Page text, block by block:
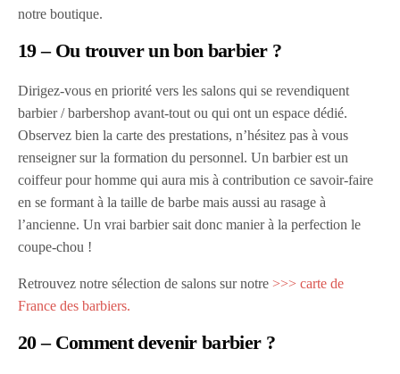
notre boutique.
19 – Ou trouver un bon barbier ?
Dirigez-vous en priorité vers les salons qui se revendiquent
barbier / barbershop avant-tout ou qui ont un espace dédié.
Observez bien la carte des prestations, n’hésitez pas à vous
renseigner sur la formation du personnel. Un barbier est un
coiffeur pour homme qui aura mis à contribution ce savoir-faire
en se formant à la taille de barbe mais aussi au rasage à
l’ancienne. Un vrai barbier sait donc manier à la perfection le
coupe-chou !
Retrouvez notre sélection de salons sur notre>>> carte de
France des barbiers.
20 – Comment devenir barbier ?